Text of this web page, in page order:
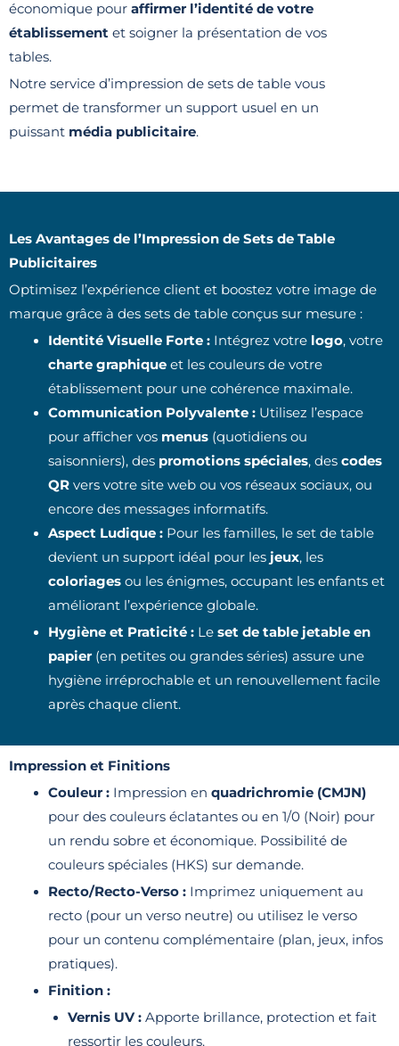
économique pour affirmer l’identité de votre
établissement et soigner la présentation de vos
tables.
Notre service d’impression de sets de table vous
permet de transformer un support usuel en un
puissant média publicitaire.
Les Avantages de l’Impression de Sets de Table
Publicitaires
Optimisez l’expérience client et boostez votre image de
marque grâce à des sets de table conçus sur mesure :
Identité Visuelle Forte :Intégrez votre logo, votre
charte graphiqueet les couleurs de votre
établissement pour une cohérence maximale.
Communication Polyvalente :Utilisez l’espace
pour afficher vos menus(quotidiens ou
saisonniers), des promotions spéciales, des codes
QRvers votre site web ou vos réseaux sociaux, ou
encore des messages informatifs.
Aspect Ludique :Pour les familles, le set de table
devient un support idéal pour les jeux, les
coloriagesou les énigmes, occupant les enfants et
améliorant l’expérience globale.
Hygiène et Praticité :Le set de table jetable en
papier(en petites ou grandes séries) assure une
hygiène irréprochable et un renouvellement facile
après chaque client.
Impression et Finitions
Couleur :Impression en quadrichromie (CMJN)
pour des couleurs éclatantes ou en 1/0 (Noir) pour
un rendu sobre et économique. Possibilité de
couleurs spéciales (HKS) sur demande.
Recto/Recto-Verso :Imprimez uniquement au
recto (pour un verso neutre) ou utilisez le verso
pour un contenu complémentaire (plan, jeux, infos
pratiques).
Finition :
Vernis UV :Apporte brillance, protection et fait
ressortir les couleurs.